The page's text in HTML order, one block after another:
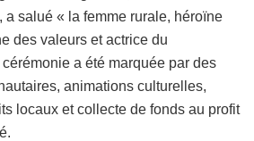
salué « la femme rurale, héroïne
des valeurs et actrice du
a été marquée par des
animations culturelles,
locaux et collecte de fonds au profit